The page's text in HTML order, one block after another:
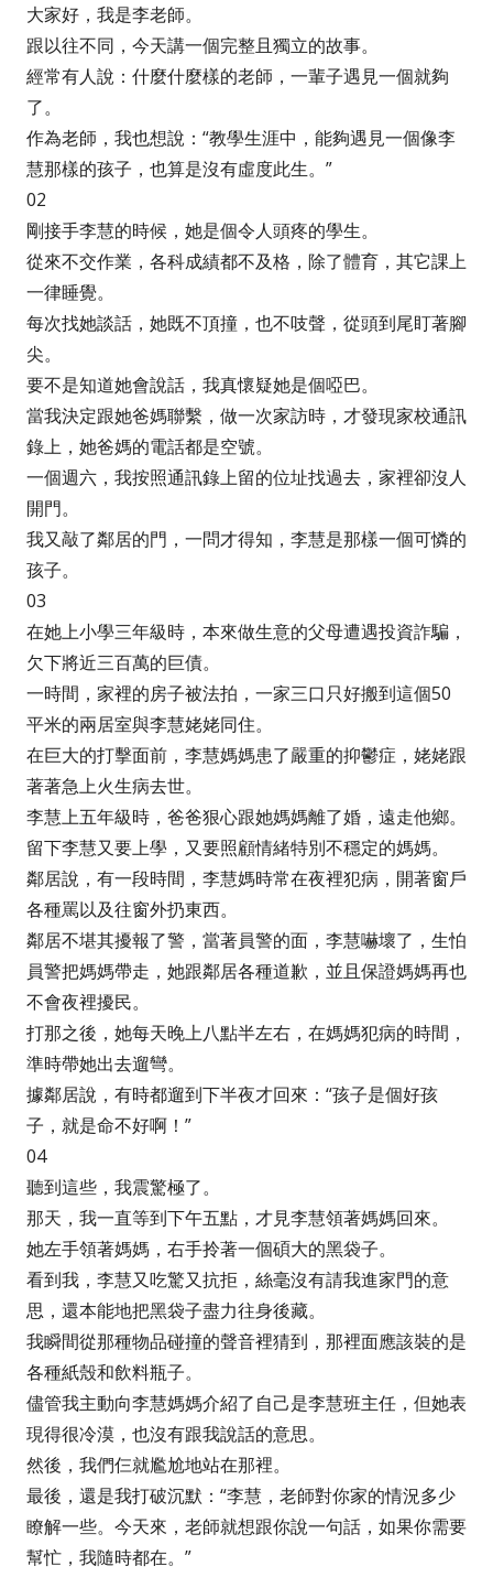
大家好，我是李老師。
跟以往不同，今天講一個完整且獨立的故事。
經常有人說：什麼什麼樣的老師，一輩子遇見一個就夠
了。
作為老師，我也想說：“教學生涯中，能夠遇見一個像李
慧那樣的孩子，也算是沒有虛度此生。”
02
剛接手李慧的時候，她是個令人頭疼的學生。
從來不交作業，各科成績都不及格，除了體育，其它課上
一律睡覺。
每次找她談話，她既不頂撞，也不吱聲，從頭到尾盯著腳
尖。
要不是知道她會說話，我真懷疑她是個啞巴。
當我決定跟她爸媽聯繫，做一次家訪時，才發現家校通訊
錄上，她爸媽的電話都是空號。
一個週六，我按照通訊錄上留的位址找過去，家裡卻沒人
開門。
我又敲了鄰居的門，一問才得知，李慧是那樣一個可憐的
孩子。
03
在她上小學三年級時，本來做生意的父母遭遇投資詐騙，
欠下將近三百萬的巨債。
一時間，家裡的房子被法拍，一家三口只好搬到這個50
平米的兩居室與李慧姥姥同住。
在巨大的打擊面前，李慧媽媽患了嚴重的抑鬱症，姥姥跟
著著急上火生病去世。
李慧上五年級時，爸爸狠心跟她媽媽離了婚，遠走他鄉。
留下李慧又要上學，又要照顧情緒特別不穩定的媽媽。
鄰居說，有一段時間，李慧媽時常在夜裡犯病，開著窗戶
各種罵以及往窗外扔東西。
鄰居不堪其擾報了警，當著員警的面，李慧嚇壞了，生怕
員警把媽媽帶走，她跟鄰居各種道歉，並且保證媽媽再也
不會夜裡擾民。
打那之後，她每天晚上八點半左右，在媽媽犯病的時間，
準時帶她出去遛彎。
據鄰居說，有時都遛到下半夜才回來：“孩子是個好孩
子，就是命不好啊！”
04
聽到這些，我震驚極了。
那天，我一直等到下午五點，才見李慧領著媽媽回來。
她左手領著媽媽，右手拎著一個碩大的黑袋子。
看到我，李慧又吃驚又抗拒，絲毫沒有請我進家門的意
思，還本能地把黑袋子盡力往身後藏。
我瞬間從那種物品碰撞的聲音裡猜到，那裡面應該裝的是
各種紙殼和飲料瓶子。
儘管我主動向李慧媽媽介紹了自己是李慧班主任，但她表
現得很冷漠，也沒有跟我說話的意思。
然後，我們仨就尷尬地站在那裡。
最後，還是我打破沉默：“李慧，老師對你家的情況多少
瞭解一些。今天來，老師就想跟你說一句話，如果你需要
幫忙，我隨時都在。”